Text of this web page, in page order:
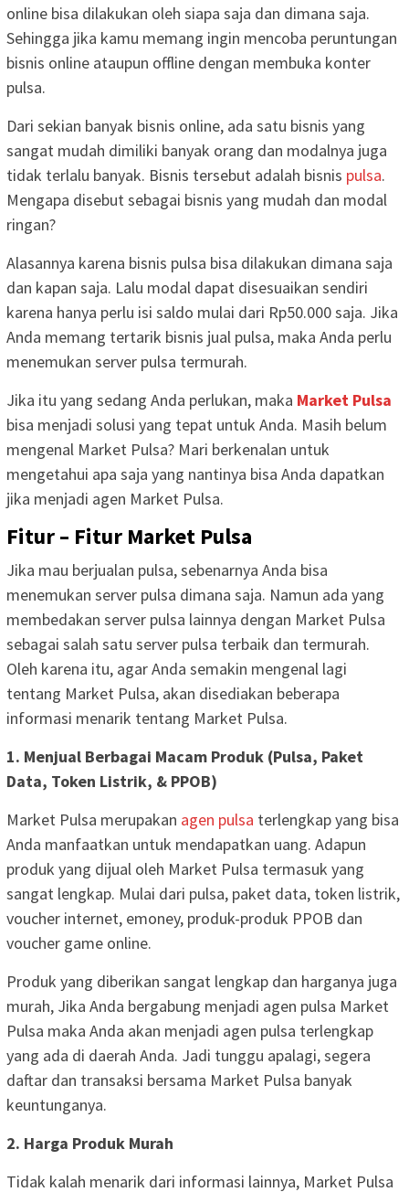
online bisa dilakukan oleh siapa saja dan dimana saja.
Sehingga jika kamu memang ingin mencoba peruntungan
bisnis online ataupun offline dengan membuka konter
pulsa.
Dari sekian banyak bisnis online, ada satu bisnis yang
sangat mudah dimiliki banyak orang dan modalnya juga
tidak terlalu banyak. Bisnis tersebut adalah bisnis pulsa.
Mengapa disebut sebagai bisnis yang mudah dan modal
ringan?
Alasannya karena bisnis pulsa bisa dilakukan dimana saja
dan kapan saja. Lalu modal dapat disesuaikan sendiri
karena hanya perlu isi saldo mulai dari Rp50.000 saja. Jika
Anda memang tertarik bisnis jual pulsa, maka Anda perlu
menemukan server pulsa termurah.
Jika itu yang sedang Anda perlukan, maka Market Pulsa
bisa menjadi solusi yang tepat untuk Anda. Masih belum
mengenal Market Pulsa? Mari berkenalan untuk
mengetahui apa saja yang nantinya bisa Anda dapatkan
jika menjadi agen Market Pulsa.
Fitur – Fitur Market Pulsa
Jika mau berjualan pulsa, sebenarnya Anda bisa
menemukan server pulsa dimana saja. Namun ada yang
membedakan server pulsa lainnya dengan Market Pulsa
sebagai salah satu server pulsa terbaik dan termurah.
Oleh karena itu, agar Anda semakin mengenal lagi
tentang Market Pulsa, akan disediakan beberapa
informasi menarik tentang Market Pulsa.
1. Menjual Berbagai Macam Produk (Pulsa, Paket
Data, Token Listrik, & PPOB)
Market Pulsa merupakan agen pulsa terlengkap yang bisa
Anda manfaatkan untuk mendapatkan uang. Adapun
produk yang dijual oleh Market Pulsa termasuk yang
sangat lengkap. Mulai dari pulsa, paket data, token listrik,
voucher internet, emoney, produk-produk PPOB dan
voucher game online.
Produk yang diberikan sangat lengkap dan harganya juga
murah, Jika Anda bergabung menjadi agen pulsa Market
Pulsa maka Anda akan menjadi agen pulsa terlengkap
yang ada di daerah Anda. Jadi tunggu apalagi, segera
daftar dan transaksi bersama Market Pulsa banyak
keuntunganya.
2. Harga Produk Murah
Tidak kalah menarik dari informasi lainnya, Market Pulsa